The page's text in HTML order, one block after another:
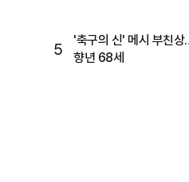
5
'축구의 신' 메시 부친
향년 68세